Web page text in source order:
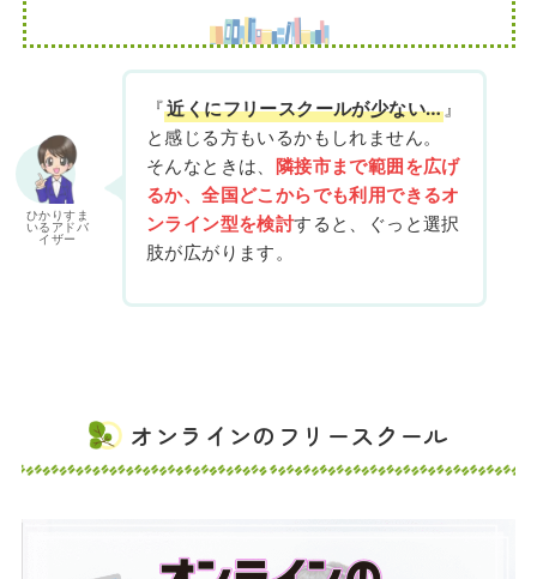
ひかりすま
いるアドバ
イザー
『近くにフリースクールが少ない… 』
と感じる方もいるかもしれません。
そんなときは、 隣接市まで範囲を広げ
るか、全国どこからでも利用できるオ
ンライン型を検討すると、ぐっと選択
肢が広がります。
オンラインのフリースクール